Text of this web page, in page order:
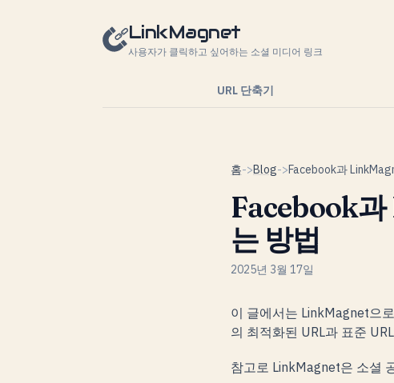
LinkMagnet
사용자가 클릭하고 싶어하는 소셜 미디어 링크
URL 단축기
홈->Blog->
Facebook
는 방법
2025년 3월 17일
이 글에서는 LinkMagnet으
의 최적화된 URL과 표준
참고로 LinkMagnet은 소셜